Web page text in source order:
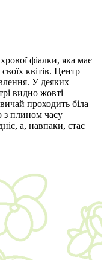
фіалки, яка має
квітів. Центр
У деяких
видно жовті
проходить біла
з плином часу
а, навпаки, стає